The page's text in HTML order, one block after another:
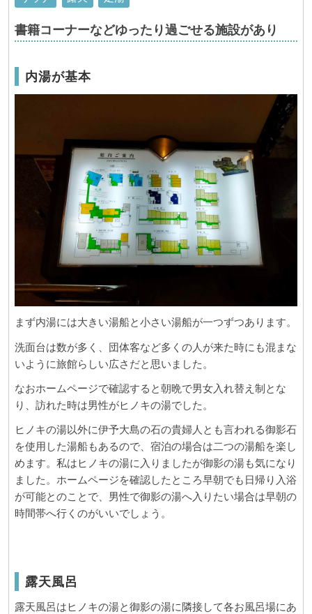
書籍コーナーなどゆったり過ごせる施設があり
内湯が基本
まず内湯には大きい湯船と小さい湯船が一つずつあります。
洗面台は数が多く、団体客など多くの人が来た時にも混まな
いように旅館らしい広さだと思いました。
なおホームページで確認すると朝晩で男女入れ替え制とな
り、訪れた時は男性がヒノキの湯でした。
ヒノキの湯以外に伊予大島の石の貴婦人とも言われる御影石
を使用した湯船もあるので、宿泊の場合は二つの湯船を楽し
めます。私はヒノキの湯に入りましたが御影の湯も気になり
ました。ホームページを確認したところ早朝でも日帰り入浴
が可能とのことで、男性で御影の湯へ入りたい場合は早朝の
時間帯へ行くのがいいでしょう。
露天風呂
露天風呂はヒノキの湯と御影の湯に隣接して各お風呂場にあ